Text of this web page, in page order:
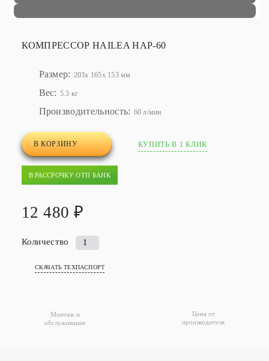
КОМПРЕССОР HAILEA HAP-60
Размер: 203x 165x 153 мм
Вес: 5.3 кг
Производительность: 60 л/мин
В КОРЗИНУ КУПИТЬ В 1 КЛИК
В РАССРОЧКУ ОТП БАНК
12 480 ₽
Количество Количество
Компрессор
60
СКАЧАТЬ ТЕХПАСПОРТ
Монтаж и
обслуживание
Цена от
производителя